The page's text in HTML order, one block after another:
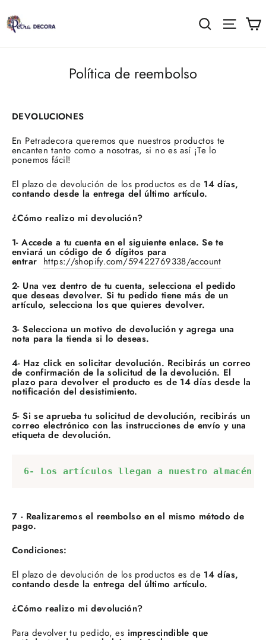
directamente
contenido
Buscar
Política de reembolso
DEVOLUCIONES
En Petradecora queremos que nuestros productos te
encanten tanto como a nosotras, si no es así ¡Te lo
ponemos fácil!
El plazo de devolución de los productos es de 14 días,
contando desde la entrega del último artículo.
¿Cómo realizo mi devolución?
1- Accede a tu cuenta en el siguiente enlace. Se te
enviará un código de 6 dígitos para
entrar https://shopify.com/59422769338/account
2- Una vez dentro de tu cuenta, selecciona el pedido
que deseas devolver. Si tu pedido tiene más de un
artículo, selecciona los que quieres devolver.
3- Selecciona un motivo de devolución y agrega una
nota para la tienda si lo deseas.
4- Haz click en solicitar devolución. Recibirás un correo
de confirmación de la solicitud de la devolución. El
plazo para devolver el producto es de 14 días desde la
notificación del desistimiento.
5- Si se aprueba tu solicitud de devolución, recibirás un
correo electrónico con las instrucciones de envío y una
etiqueta de devolución.
6- Los artículos llegan a nuestro almacén
7 - Realizaremos el reembolso en el mismo método de
pago.
Condiciones:
El plazo de devolución de los productos es de 14 días,
contando desde la entrega del último artículo.
¿Cómo realizo mi devolución?
Para devolver tu pedido, es imprescindible que